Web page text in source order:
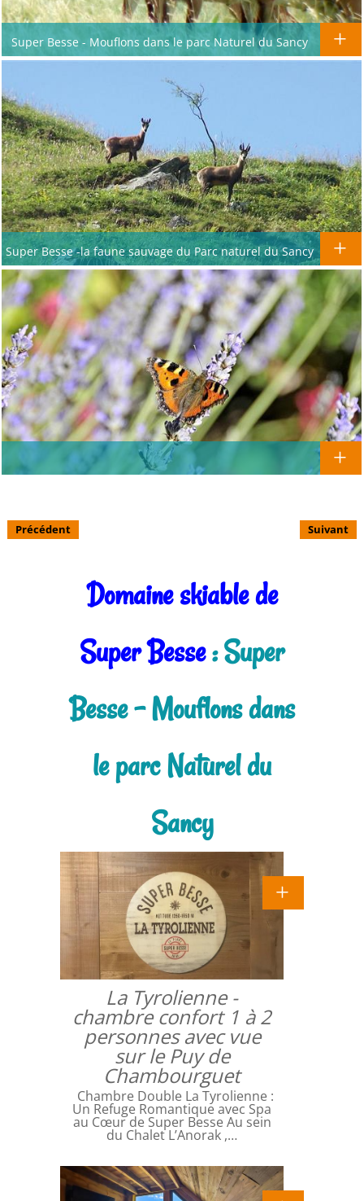
Super Besse - Mouflons dans le parc Naturel du Sancy
Super Besse -la faune sauvage du Parc naturel du Sancy
Précédent Suivant
Domaine skiable de
Super Besse: Super
Besse - Mouflons dans
le parc Naturel du
Sancy
La Tyrolienne -
chambre confort 1 à 2
personnes avec vue
sur le Puy de
Chambourguet
Chambre Double La Tyrolienne :
Un Refuge Romantique avec Spa
au Cœur de Super Besse Au sein
du Chalet L’Anorak ,…